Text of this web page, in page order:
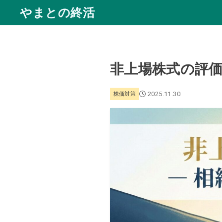
やまとの終活
非上場株式の評
株価対策 2025.11.30